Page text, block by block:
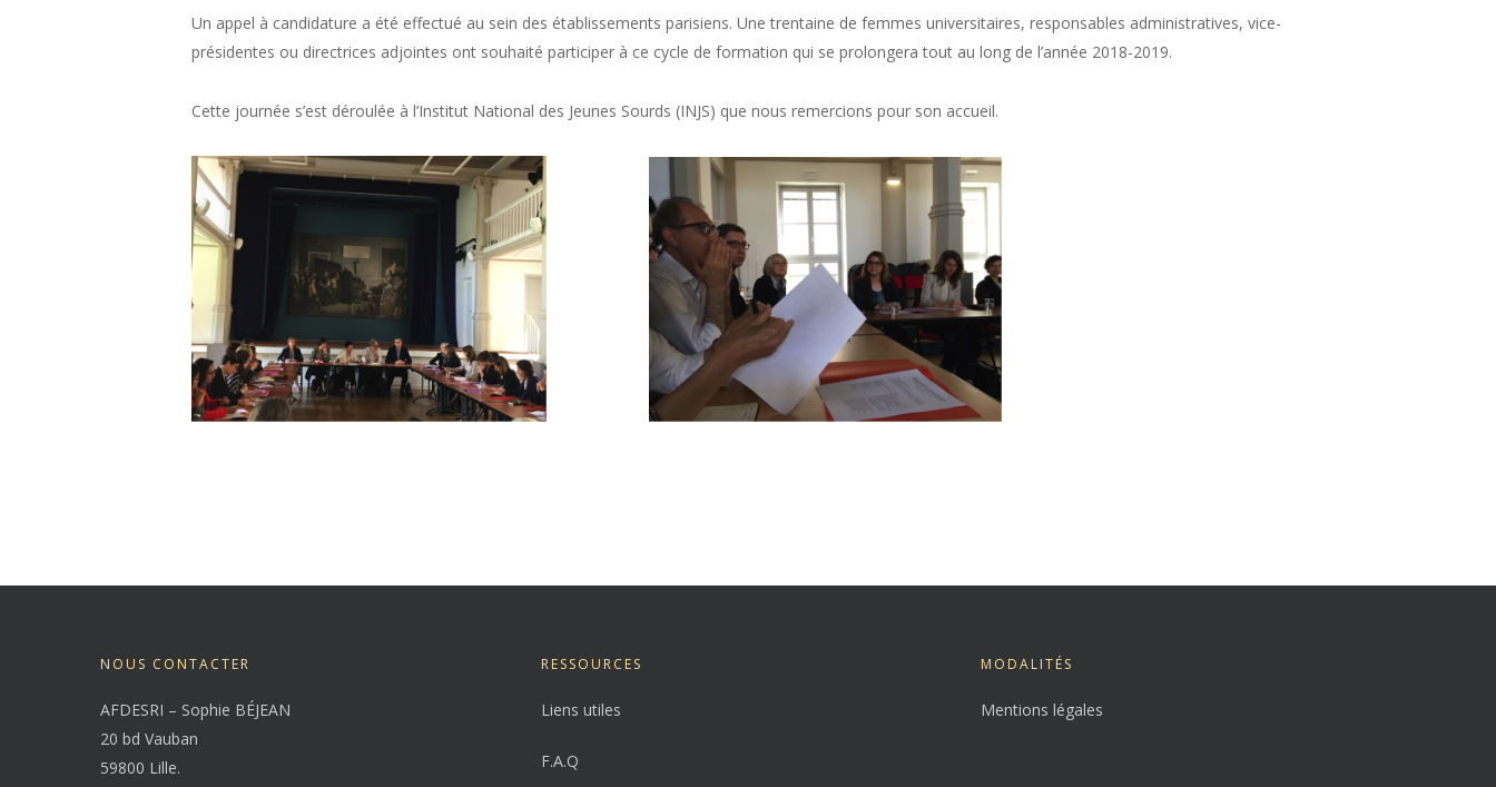
Un appel à candidature a été effectué au sein des établissements parisiens. Une trentaine de femmes universitaires, responsables administratives, vice-
présidentes ou directrices adjointes ont souhaité participer à ce cycle de formation qui se prolongera tout au long de l’année 2018-2019.
Cette journée s’est déroulée à l’Institut National des Jeunes Sourds (INJS) que nous remercions pour son accueil.
NOUS CONTACTER
AFDESRI – Sophie BÉJEAN
20 bd Vauban
59800 Lille.
RESSOURCES
Liens utiles
F.A.Q
MODALITÉS
Mentions légales